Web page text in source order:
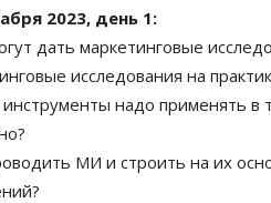
2023, день 1:
дать маркетинговые
исследования на
инструменты надо применять в
МИ и строить на их